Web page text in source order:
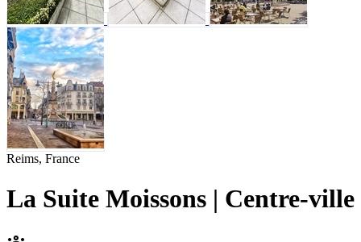
Reims, France
La Suite Moissons | Centre-ville